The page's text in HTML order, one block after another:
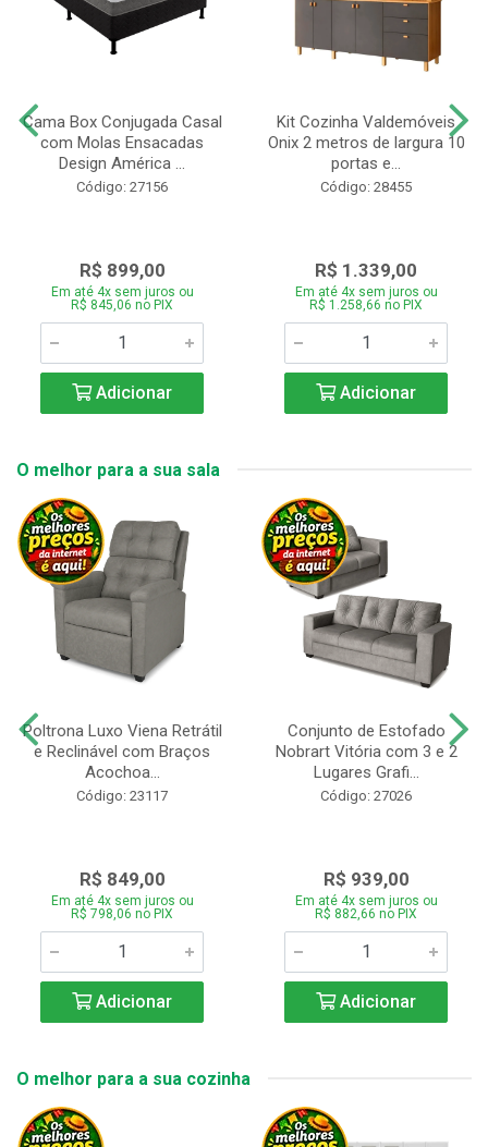
Cama Box Conjugada Casal
com Molas Ensacadas
Design América ...
Código: 27156
R$ 899,00
Em até 4x sem juros ou
R$ 845,06 no PIX
Adicionar
Kit Cozinha Valdemóveis
Onix 2 metros de largura 10
portas e...
Código: 28455
R$ 1.339,00
Em até 4x sem juros ou
R$ 1.258,66 no PIX
Adicionar
O melhor para a sua sala
Poltrona Luxo Viena Retrátil
e Reclinável com Braços
Acochoa...
Código: 23117
R$ 849,00
Em até 4x sem juros ou
R$ 798,06 no PIX
Adicionar
Conjunto de Estofado
Nobrart Vitória com 3 e 2
Lugares Grafi...
Código: 27026
R$ 939,00
Em até 4x sem juros ou
R$ 882,66 no PIX
Adicionar
O melhor para a sua cozinha